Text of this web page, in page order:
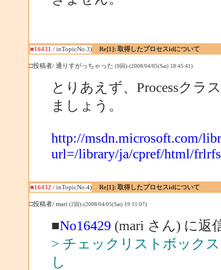
■16431 / inTopicNo.3) Re[1]: 取得したプロセスidについて
□投稿者/ 通りすがっちゃった (9回)-(2008/04/05(Sat) 18:45:41)
とりあえず、Processクラ
ましょう。
http://msdn.microsoft.com/
url=/library/ja/cpref/html/
■16432 / inTopicNo.4) Re[1]: 取得したプロセスidについて
□投稿者/ mari (2回)-(2008/04/05(Sat) 19:11:07)
■No16429 (mari さん) に返
> チェックリストボック
し